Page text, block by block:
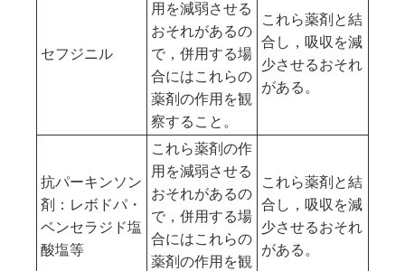
セフジニル
用を減弱させる
おそれがあるの
で，併用する場
合にはこれらの
薬剤の作用を観
察すること。
これら薬剤と結
合し，吸収を減
少させるおそれ
がある。
抗パーキンソン
剤：レボドパ・
ベンセラジド塩
酸塩等
これら薬剤の作
用を減弱させる
おそれがあるの
で，併用する場
合にはこれらの
薬剤の作用を観
これら薬剤と結
合し，吸収を減
少させるおそれ
がある。